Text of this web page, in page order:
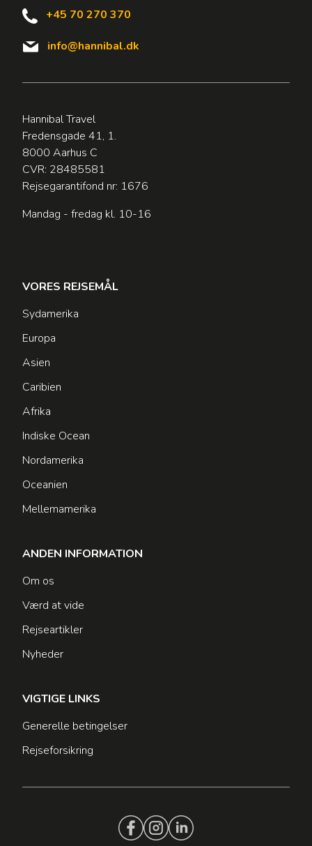
+45 70 270 370
info@hannibal.dk
Hannibal Travel
Fredensgade 41, 1.
8000 Aarhus C
CVR: 28485581
Rejsegarantifond nr: 1676
Mandag - fredag kl. 10-16
VORES REJSEMÅL
Sydamerika
Europa
Asien
Caribien
Afrika
Indiske Ocean
Nordamerika
Oceanien
Mellemamerika
ANDEN INFORMATION
Om os
Værd at vide
Rejseartikler
Nyheder
VIGTIGE LINKS
Generelle betingelser
Rejseforsikring